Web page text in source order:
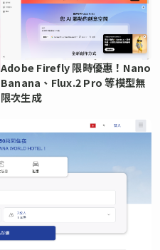
Adobe Firefly 限時優惠！Nano
Banana、Flux.2 Pro 等模型無
限次生成